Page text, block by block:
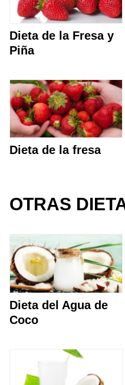
Dieta de la Fresa y
Piña
Dieta de la fresa
OTRAS
Dieta del Agua de
Coco